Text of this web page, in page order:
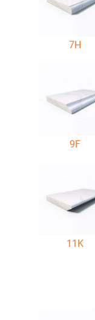
7H
9F
11K